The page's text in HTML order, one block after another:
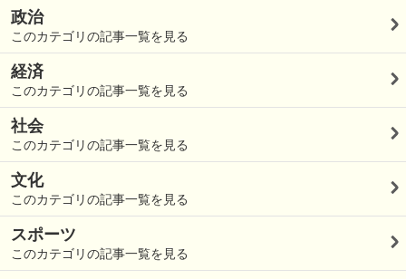
政治
このカテゴリの記事一覧を見る
経済
このカテゴリの記事一覧を見る
社会
このカテゴリの記事一覧を見る
文化
このカテゴリの記事一覧を見る
スポーツ
このカテゴリの記事一覧を見る